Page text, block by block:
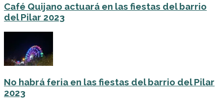
Café Quijano actuará en las fiestas del barrio
del Pilar 2023
No habrá feria en las fiestas del barrio del Pilar
2023